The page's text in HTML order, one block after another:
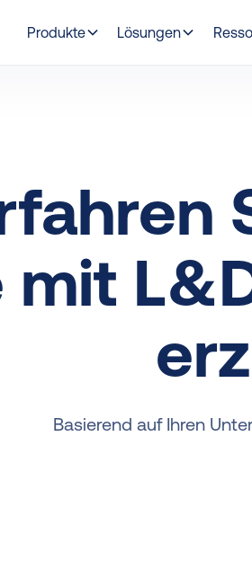
Produkte Lösungen
mit
Basierend auf Ihren